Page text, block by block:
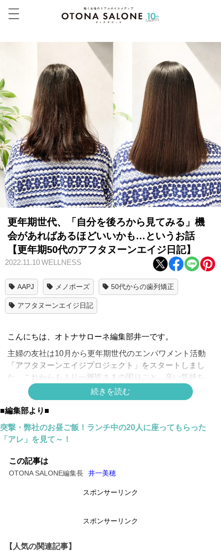
更年期世代、「自分を後ろから見てみる」機
会があればあるほどいいかも…というお話
【更年期50代のアフタヌーンエイジ日記】
2022.11.10WELLNESS
AAPJ メノポーズ 50代からの歯列矯正
アフタヌーンエイジ日記
こんにちは、オトナサローネ編集部井一です。
主婦の友社は10月から更年期世代のエンパワメント活動
「アフタヌーンエイジプロジェクト」をスタートしまし
た。これからもより一層皆さまの困りごと、辛い気持ち、
心の声に寄り添えるよう精進しますので、ぜひお力添えく
ださい。
この連載は歯列矯正の進捗記録としてスタートしました
が、途中でホルモン補充療法（HRT）を始めたこともあ
り、「アフタヌーンエイジ日記」と間口をちょっと広げて
た。コロナ第8波も案じられる昨今、私たちがしておくべ
▶50代のリアルタイム「更年期体験」連載のイッキ読みは
続きを読む
■編集部より■
突撃・弊社のお昼ご飯！ランチ中の20人に座ってもらった
「アレ」を見て～！
この記事は
OTONA SALONE編集長 井一美穂
スポンサーリンク
スポンサーリンク
【人気の関連記事】